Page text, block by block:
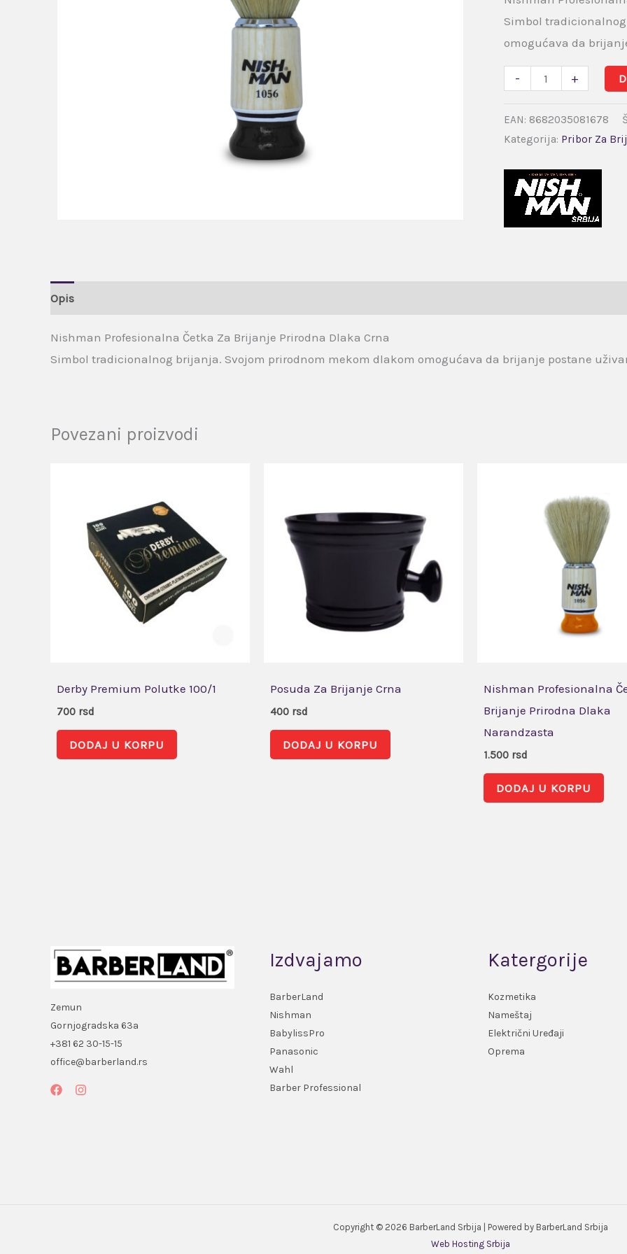
Simbol
omogućava da
- +
EAN: 8682035081678
Kategorija: Pribor Za
Opis
Nishman Profesionalna Četka Za Brijanje Prirodna Dlaka Crna
Simbol tradicionalnog brijanja. Svojom prirodnom mekom dlakom omogućava da brijanje postane
Povezani proizvodi
Derby Premium Polutke 100/1
700 rsd
DODAJ U KORPU
Posuda Za Brijanje Crna
400 rsd
DODAJ U KORPU
Nishman Profesionalna
Brijanje Prirodna Dlaka
Narandzasta
1.500 rsd
DODAJ U KORPU
Zemun
Gornjogradska 63a
+381 62 30-15-15
office@barberland.rs
Izdvajamo
BarberLand
Nishman
BabylissPro
Panasonic
Wahl
Barber Professional
Katergorije
Kozmetika
Nameštaj
Električni Uređaji
Oprema
Copyright © 2026 BarberLand Srbija | Powered by BarberLand Srbija
Web Hosting Srbija